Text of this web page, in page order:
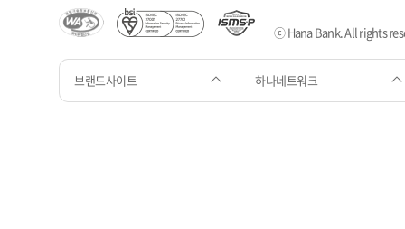
ⓒ Hana Bank. All rights
브랜드사이트 하나네트워크